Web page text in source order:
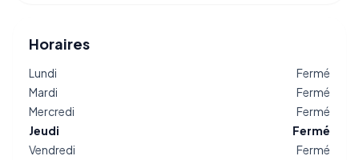
Horaires
Lundi
Fermé
Mardi
Fermé
Mercredi
Fermé
Jeudi
Fermé
Vendredi
Fermé